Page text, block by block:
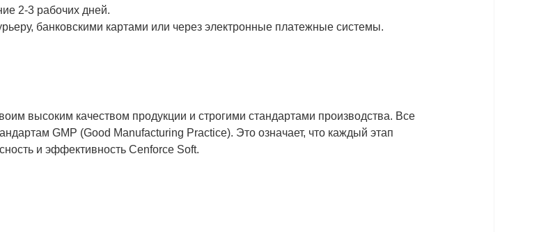
2-3 рабочих дней.
банковскими картами или через электронные платежные системы.
высоким качеством продукции и строгими стандартами производства. Все
GMP (Good Manufacturing Practice). Это означает, что каждый этап
и эффективность Cenforce Soft.